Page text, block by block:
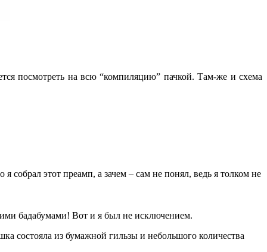
посмотреть на всю “компиляцию” пачкой. Там-же и схема
собрал этот преамп, а зачем – сам не понял, ведь я толком не
бадабумами! Вот и я был не исключением.
состояла из бумажной гильзы и небольшого количества